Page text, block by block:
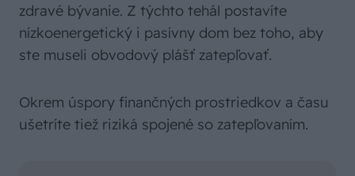
zdravé bývanie. Z týchto tehál postavíte
nízkoenergetický i pasívny dom bez toho, aby
ste museli obvodový plášť zatepľovať.
Okrem úspory finančných prostriedkov a času
ušetríte tiež riziká spojené so zatepľovaním.